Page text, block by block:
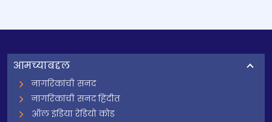
आमच्याबद्दल
नागरिकांची सनद
नागरिकांची सनद हिंदीत
ऑल इंडिया रेडियो कोड